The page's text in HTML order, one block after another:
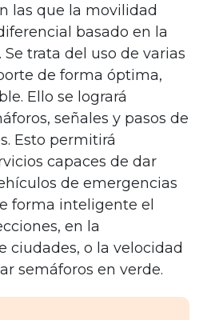
las que la movilidad
basado en la
trata del uso de varias
de forma óptima,
Ello se logrará
señales y pasos de
Esto permitirá
capaces de dar
de emergencias
forma inteligente el
en la
ciudades, o la velocidad
semáforos en verde.